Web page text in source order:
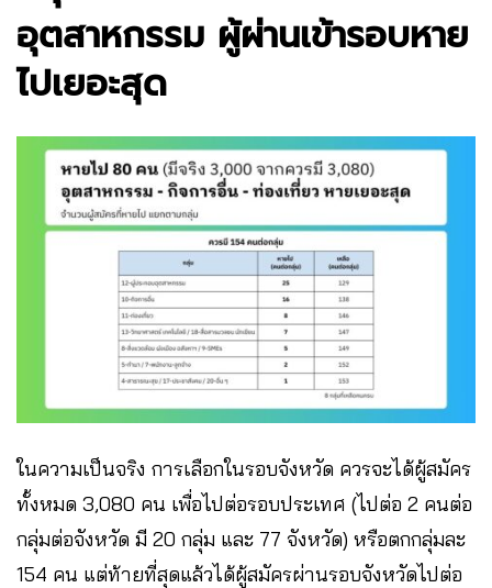
อุตสาหกรรม ผู้ผ่านเข้ารอบหาย
ไปเยอะสุด
ในความเป็นจริง การเลือกในรอบจังหวัด ควรจะได้ผู้สมัคร
ทั้งหมด 3,080 คน เพื่อไปต่อรอบประเทศ (ไปต่อ 2 คนต่อ
กลุ่มต่อจังหวัด มี 20 กลุ่ม และ 77 จังหวัด) หรือตกกลุ่มละ
154 คน แต่ท้ายที่สุดแล้วได้ผู้สมัครผ่านรอบจังหวัดไปต่อ